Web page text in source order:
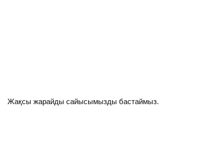
Жақсы жарайды сайысымызды бастаймыз.